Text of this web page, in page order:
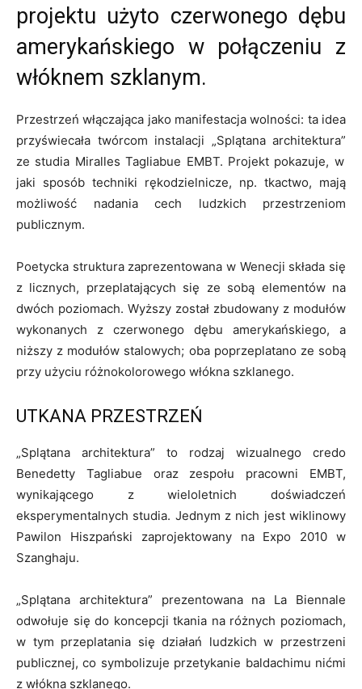
projektu użyto czerwonego dębu
amerykańskiego w połączeniu z
włóknem szklanym.
Przestrzeń włączająca jako manifestacja wolności: ta idea
przyświecała twórcom instalacji „Splątana architektura”
ze studia Miralles Tagliabue EMBT. Projekt pokazuje, w
jaki sposób techniki rękodzielnicze, np. tkactwo, mają
możliwość nadania cech ludzkich przestrzeniom
publicznym.
Poetycka struktura zaprezentowana w Wenecji składa się
z licznych, przeplatających się ze sobą elementów na
dwóch poziomach. Wyższy został zbudowany z modułów
wykonanych z czerwonego dębu amerykańskiego, a
niższy z modułów stalowych; oba poprzeplatano ze sobą
przy użyciu różnokolorowego włókna szklanego.
UTKANA PRZESTRZEŃ
„Splątana architektura” to rodzaj wizualnego credo
Benedetty Tagliabue oraz zespołu pracowni EMBT,
wynikającego z wieloletnich doświadczeń
eksperymentalnych studia. Jednym z nich jest wiklinowy
Pawilon Hiszpański zaprojektowany na Expo 2010 w
Szanghaju.
„Splątana architektura” prezentowana na La Biennale
odwołuje się do koncepcji tkania na różnych poziomach,
w tym przeplatania się działań ludzkich w przestrzeni
publicznej, co symbolizuje przetykanie baldachimu nićmi
z włókna szklanego.